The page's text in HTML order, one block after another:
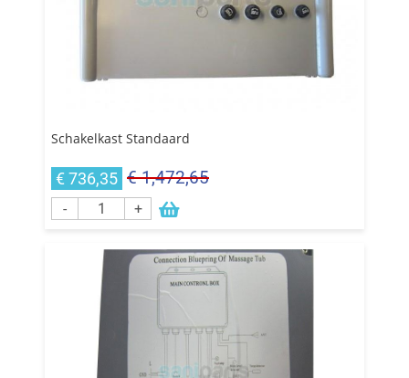
Schakelkast Standaard
€ 736,35 € 1,472,65
- +